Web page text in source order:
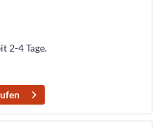
2-4 Tage.